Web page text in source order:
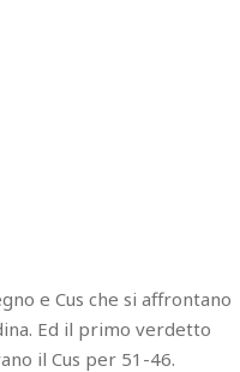
e Cus che si affrontano
Ed il primo verdetto
il Cus per 51-46.